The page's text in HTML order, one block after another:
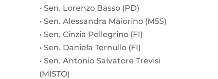
•⁠ ⁠Sen. Lorenzo Basso (PD)
•⁠ ⁠Sen. Alessandra Maiorino (M5S)
•⁠ ⁠Sen. Cinzia Pellegrino (FI)
•⁠ ⁠Sen. Daniela Ternullo (FI)
•⁠ ⁠Sen. Antonio Salvatore Trevisi
(MISTO)